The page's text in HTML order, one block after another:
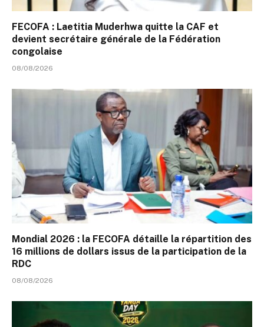
FECOFA : Laetitia Muderhwa quitte la CAF et
devient secrétaire générale de la Fédération
congolaise
08/08/2026
Mondial 2026 : la FECOFA détaille la répartition des
16 millions de dollars issus de la participation de la
RDC
08/08/2026